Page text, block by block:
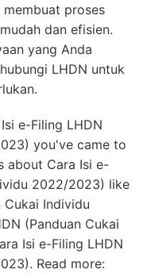
proses
dan efisien.
yang Anda
LHDN untuk
e-Filing LHDN
you've came to
about Cara Isi e-
2022/2023) like
Cukai Individu
(Panduan Cukai
Isi e-Filing LHDN
Read more: